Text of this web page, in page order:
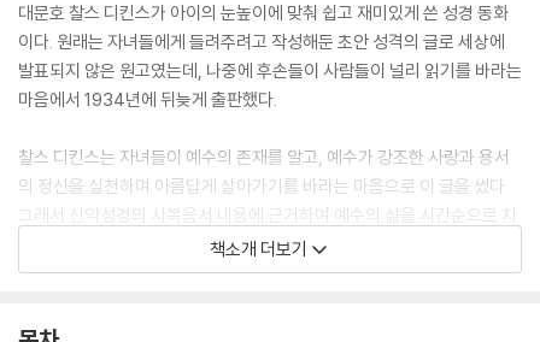
대문호 찰스 디킨스가 아이의 눈높이에 맞춰 쉽고 재미있게 쓴 성경 동화
이다. 원래는 자녀들에게 들려주려고 작성해둔 초안 성격의 글로 세상에
발표되지 않은 원고였는데, 나중에 후손들이 사람들이 널리 읽기를 바라는
마음에서 1934년에 뒤늦게 출판했다.
찰스 디킨스는 자녀들이 예수의 존재를 알고, 예수가 강조한 사랑과 용서
의 정신을 실천하며 아름답게 살아가기를 바라는 마음으로 이 글을 썼다.
그래서 신약성경의 사복음서 내용에 근거하여 예수의 삶을 시간순으로 차
근차근 이야기하되, 의미 있는 사건들을 마치 눈앞에서 보듯 생생하게 묘
사해서, 성경을 전혀 모르더라도 흥미롭게 읽을 수 있는 훌륭한 책이다. 예
장으로 구성되어 있다.
책소개 더보기